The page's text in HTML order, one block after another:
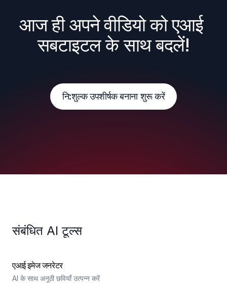
आज ही अपने वीडियो को एआई
सबटाइटल के साथ बदलें!
नि:शुल्क उपशीर्षक बनाना शुरू करें
संबंधित AI टूल्स
एआई इमेज जनरेटर
AI के साथ अनूठी छवियाँ उत्पन्न करें